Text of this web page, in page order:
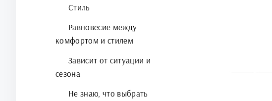
Стиль
Равновесие между
комфортом и стилем
Зависит от ситуации и
сезона
Не знаю, что выбрать